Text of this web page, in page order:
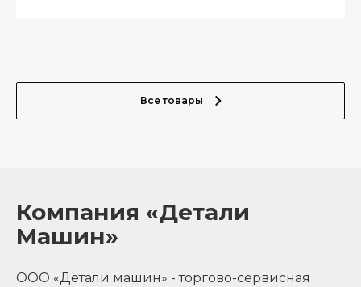
Все товары
Компания «Детали
Машин»
ООО «Детали машин» - торгово-сервисная